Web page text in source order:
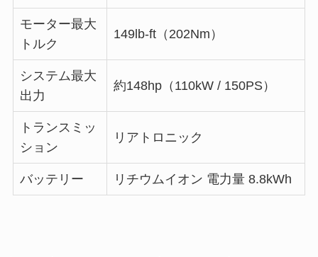
モーター最大
トルク
149lb-ft（202Nm）
システム最大
出力
約148hp（110kW / 150PS）
トランスミッ
ション
リアトロニック
バッテリー リチウムイオン 電力量 8.8kWh